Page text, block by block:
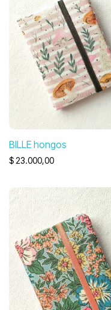
BILLE hongos
$ 23.000,00